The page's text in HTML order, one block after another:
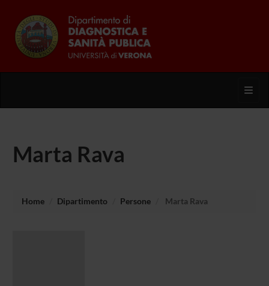
Marta Rava
Home Dipartimento Persone Marta Rava